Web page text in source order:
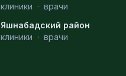
клиники · врачи
Яшнабадский район
клиники · врачи